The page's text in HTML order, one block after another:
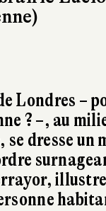
Londres –
? –, au
dresse un